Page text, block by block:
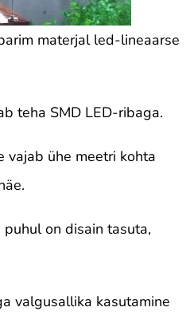
materjal led-lineaarse
teha SMD LED-ribaga.
vajab ühe meetri kohta
on disain tasuta,
valgusallika kasutamine